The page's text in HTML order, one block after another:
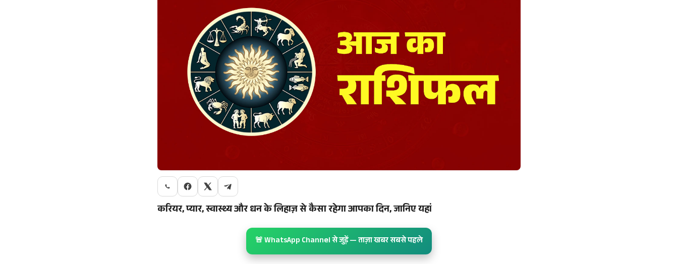
करियर, प्यार, स्वास्थ्य और धन के लिहाज़ से कैसा रहेगा आपका दिन, जानिए यहां
🚨 WhatsApp Channel से जुड़ें — ताज़ा खबर सबसे पहले